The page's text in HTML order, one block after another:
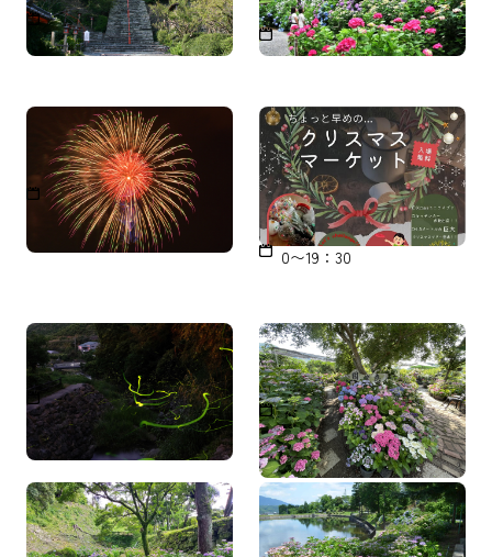
8:00～2026年7月25日
（土）11:00～
2026年5月30日(土)～7月5日
(日)
御坊市花火大会
令和8年8月22日（土） 午
後８時〜
ちょっと早めの…クリス
マスマーケット＆打ち上
げ花火
2025年11月23日（日）12：0
0〜19：30
田口砂防公園（ホタル）
2026年5月中旬〜5月下旬
恵紫園 あじさいの見頃
2026年6月初旬〜1週間、10
日程度が見頃
和歌山城 鶴の渓
2026年6月上旬～6月下旬
恋し野の里 あじさい園